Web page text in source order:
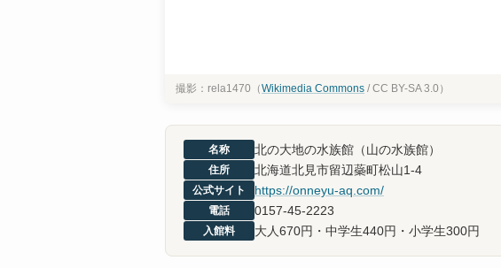
撮影：rela1470（Wikimedia Commons / CC BY-SA 3.0）
名称 北の大地の水族館（山の水族館）
住所 北海道北見市留辺蘂町松山1-4
公式サイト https://onneyu-aq.com/
電話 0157-45-2223
入館料 大人670円・中学生440円・小学生300円